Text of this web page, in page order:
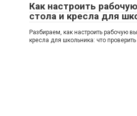
Как настроить
стола и кресла для
Разбираем, как настроить рабочую
кресла для школьника: что